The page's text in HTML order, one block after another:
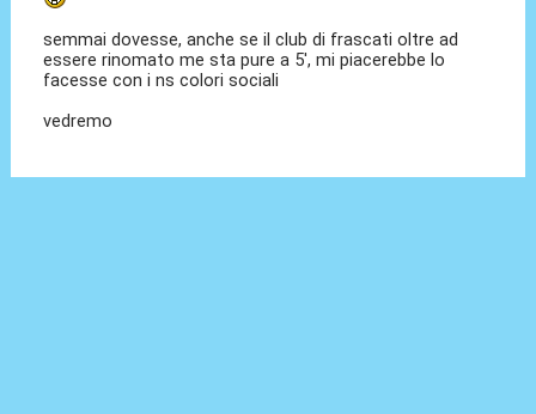
semmai dovesse, anche se il club di frascati oltre ad
essere rinomato me sta pure a 5', mi piacerebbe lo
facesse con i ns colori sociali
vedremo